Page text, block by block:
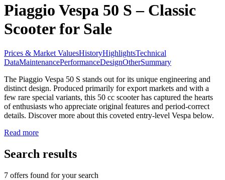
Piaggio Vespa 50 S – Classic
Scooter for Sale
Prices & Market ValuesHistoryHighlightsTechnical
DataMaintenancePerformanceDesignOtherSummary
The Piaggio Vespa 50 S stands out for its unique engineering and
distinct design. Produced primarily for export markets and with a
few rare special variants, this 50 cc scooter has captured the hearts
of enthusiasts who appreciate original features and period-correct
details. Discover more about this coveted entry-level Vespa below.
Read more
Search results
7 offers found for your search